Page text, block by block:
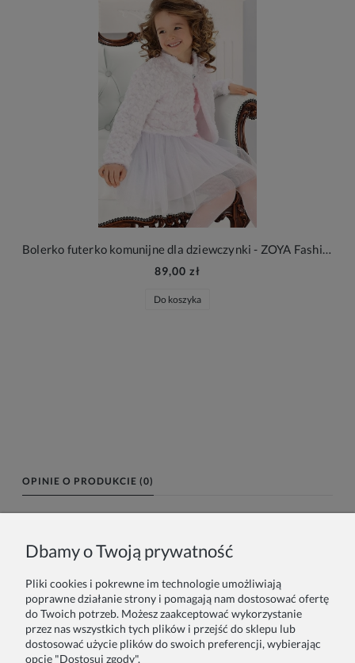
Bolerko futerko komunijne dla dziewczynki - ZOYA Fashion
89,00 zł
Do koszyka
OPINIE O PRODUKCIE (0)
Twoja opinia:
Dbamy o Twoją prywatność
Pliki cookies i pokrewne im technologie umożliwiają
poprawne działanie strony i pomagają nam dostosować ofertę
do Twoich potrzeb. Możesz zaakceptować wykorzystanie
przez nas wszystkich tych plików i przejść do sklepu lub
dostosować użycie plików do swoich preferencji, wybierając
opcję "Dostosuj zgody".